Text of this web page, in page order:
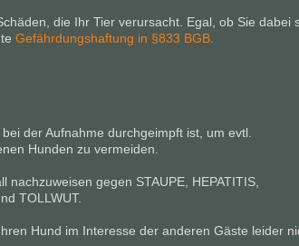
die Ihr Tier verursacht. Egal, ob Sie dabei
Gefährdungshaftung in §833 BGB.
der Aufnahme durchgeimpft ist, um evtl.
Hunden zu vermeiden.
nachzuweisen gegen STAUPE, HEPATITIS,
TOLLWUT.
Hund im Interesse der anderen Gäste leider